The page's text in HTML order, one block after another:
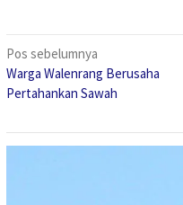
Navigasi
pos
Pos sebelumnya
Warga Walenrang Berusaha
Pertahankan Sawah